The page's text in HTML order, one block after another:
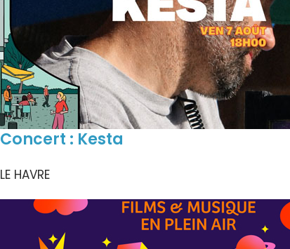
Concert : Kesta
LE HAVRE